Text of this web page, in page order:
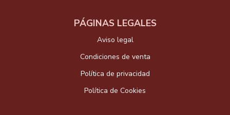
PÁGINAS LEGALES
Aviso legal
Condiciones de venta
Política de privacidad
Política de Cookies